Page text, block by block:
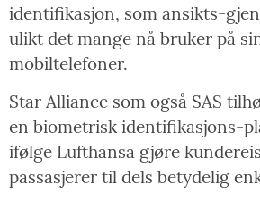
identifikasjon, som ansikts-
ulikt det mange nå bruker på
mobiltelefoner.
Star Alliance som også SAS
en biometrisk identifikasjons-
ifølge Lufthansa gjøre
passasjerer til dels betydelig